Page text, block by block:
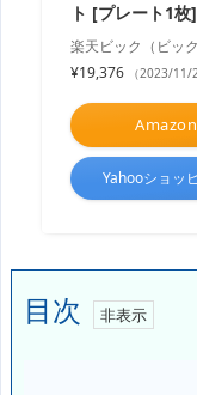
ト [プレート1
楽天ビック（ビッ
¥19,376
（2023/11/
Amazon
Yahooショッ
目次